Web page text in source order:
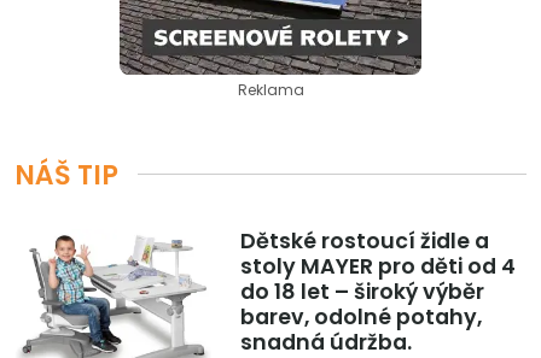
Reklama
NÁŠ TIP
Dětské rostoucí židle a
stoly MAYER pro děti od 4
do 18 let – široký výběr
barev, odolné potahy,
snadná údržba.